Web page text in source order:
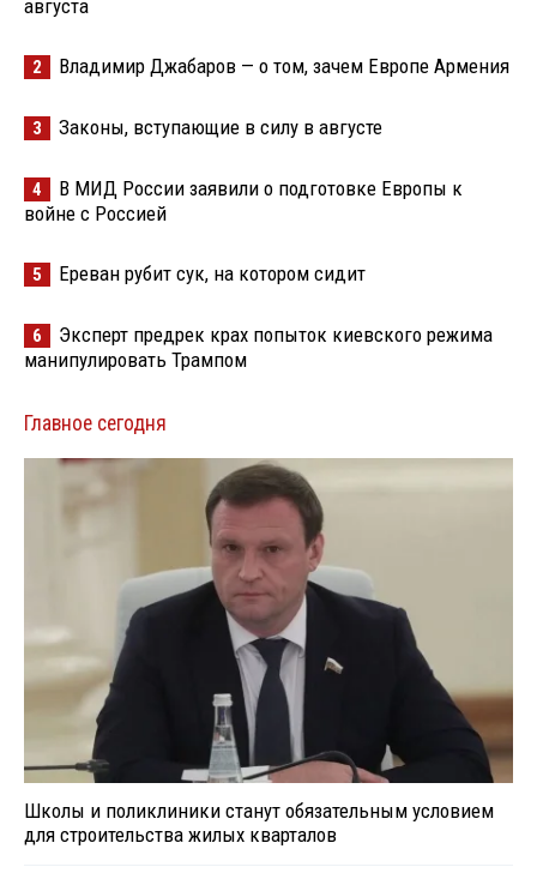
августа
2 Владимир Джабаров — о том, зачем Европе Армения
3 Законы, вступающие в силу в августе
4
В МИД России заявили о подготовке Европы к
войне с Россией
5 Ереван рубит сук, на котором сидит
6
Эксперт предрек крах попыток киевского режима
манипулировать Трампом
Главное сегодня
Школы и поликлиники станут обязательным условием
для строительства жилых кварталов